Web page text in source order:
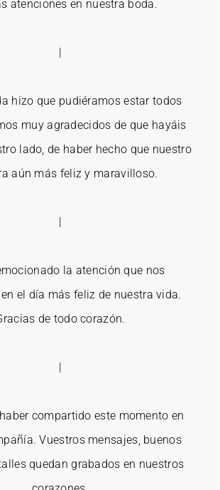
atenciones en nuestra boda.
|
hizo que pudiéramos estar todos
muy agradecidos de que hayáis
lado, de haber hecho que nuestro
aún más feliz y maravilloso.
|
la atención que nos
el día más feliz de nuestra vida.
de todo corazón.
|
compartido este momento en
Vuestros mensajes, buenos
quedan grabados en nuestros